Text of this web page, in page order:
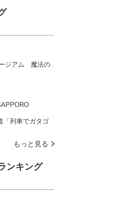
ジアム 魔法の
「列車でガタゴ
もっと見る
ンキング